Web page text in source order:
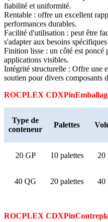
fiabilité et uniformité.
Rentable : offre un excellent
performances durables.
Facilité d'utilisation : peut être
s'adapter aux besoins
Finition lisse : un côté est poncé
applications visibles.
Intégrité structurelle : Offre une
soutien pour divers composants
ROCPLEX CDXPin
Type de
conteneur
Palettes
20 GP 10 palettes 20
40 QG 20 palettes 40
ROCPLEX CDXPin